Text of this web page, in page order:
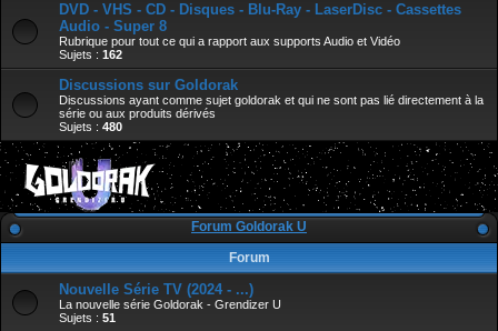
DVD - VHS - CD - Disques - Blu-Ray - LaserDisc - Cassettes
Audio - Super 8
Rubrique pour tout ce qui a rapport aux supports Audio et Vidéo
Sujets : 162
Discussions sur Goldorak
Discussions ayant comme sujet goldorak et qui ne sont pas lié directement à la
série ou aux produits dérivés
Sujets : 480
Forum Goldorak U
Forum
Nouvelle Série TV (2024 - ...)
La nouvelle série Goldorak - Grendizer U
Sujets : 51